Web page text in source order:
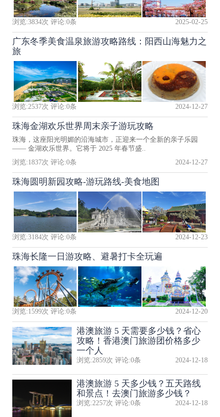
浏览:3834次 评论:0条 2025-02-25
广东冬季美食温泉旅游攻略路线：阳西山海魅力之
旅
浏览:2537次 评论:0条 2024-12-27
珠海金湖欢乐世界周末亲子游玩攻略
珠海，这座阳光明媚的沿海城市，正迎来一个全新的亲子乐园
—— 金湖欢乐世界。它将于 2025 年春节盛..
浏览:1837次 评论:0条 2024-12-27
珠海圆明新园攻略-游玩路线-美食地图
浏览:3184次 评论:0条 2024-12-23
珠海长隆一日游攻略、避暑打卡全玩遍
浏览:1599次 评论:0条 2024-12-20
港澳旅游 5 天需要多少钱？省心
攻略！香港澳门旅游团价格多少
一个人
浏览:2859次 评论:0条 2024-12-18
港澳旅游 5 天多少钱？五天路线
和景点！去澳门旅游多少钱？
浏览:2257次 评论:0条 2024-12-18